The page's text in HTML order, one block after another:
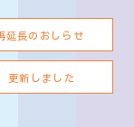
延長のおしらせ
更新しました